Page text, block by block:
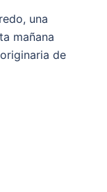
una
mañana
de